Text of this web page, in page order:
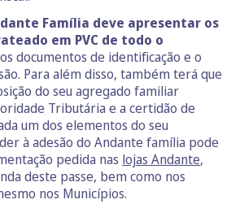
Família deve apresentar os
em PVC de todo o
documentos de identificação e o
Para além disso, também terá que
do seu agregado familiar
Tributária e a certidão de
um dos elementos do seu
à adesão do Andante família pode
pedida nas lojas Andante,
deste passe, bem como nos
nos Municípios.